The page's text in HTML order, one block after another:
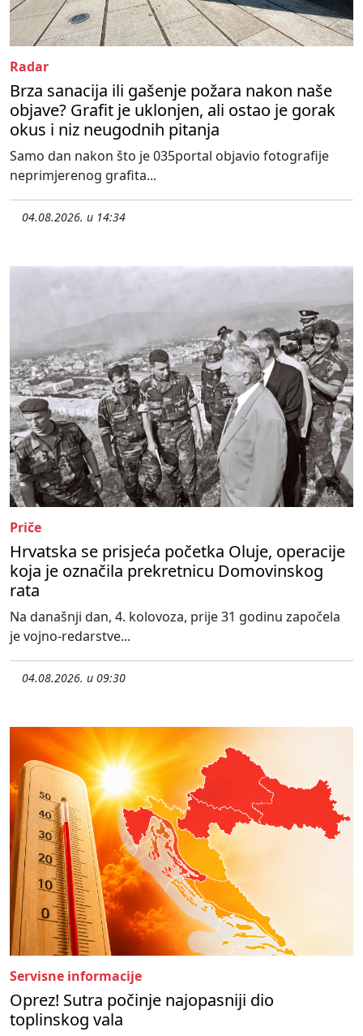
Radar
Brza sanacija ili gašenje požara nakon naše
objave? Grafit je uklonjen, ali ostao je gorak
okus i niz neugodnih pitanja
Samo dan nakon što je 035portal objavio fotografije
neprimjerenog grafita...
04.08.2026. u 14:34
Priče
Hrvatska se prisjeća početka Oluje, operacije
koja je označila prekretnicu Domovinskog
rata
Na današnji dan, 4. kolovoza, prije 31 godinu započela
je vojno-redarstve...
04.08.2026. u 09:30
Servisne informacije
Oprez! Sutra počinje najopasniji dio
toplinskog vala